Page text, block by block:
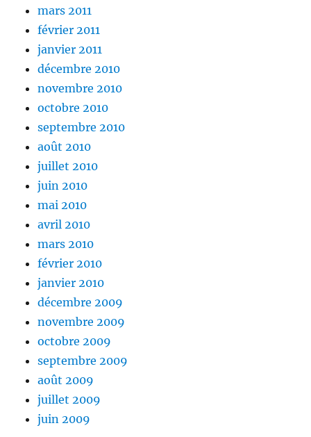
mars 2011
février 2011
janvier 2011
décembre 2010
novembre 2010
octobre 2010
septembre 2010
août 2010
juillet 2010
juin 2010
mai 2010
avril 2010
mars 2010
février 2010
janvier 2010
décembre 2009
novembre 2009
octobre 2009
septembre 2009
août 2009
juillet 2009
juin 2009